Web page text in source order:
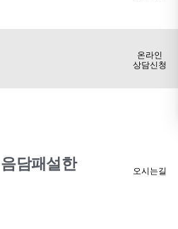
담패설한
온라인
상담신청
오시는길